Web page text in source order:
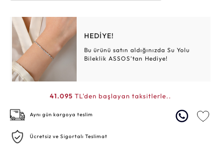
HEDİYE!
Bu ürünü satın aldığınızda Su Yolu
Bileklik ASSOS’tan Hediye!
41.095 TL'den başlayan taksitlerle..
Aynı gün kargoya teslim
Ücretsiz ve Sigortalı Teslimat